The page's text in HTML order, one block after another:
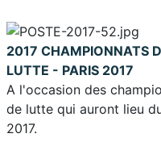
2017 CHAMPIONNATS
LUTTE - PARIS 2017
A l'occasion des
de lutte qui auront lieu
2017.